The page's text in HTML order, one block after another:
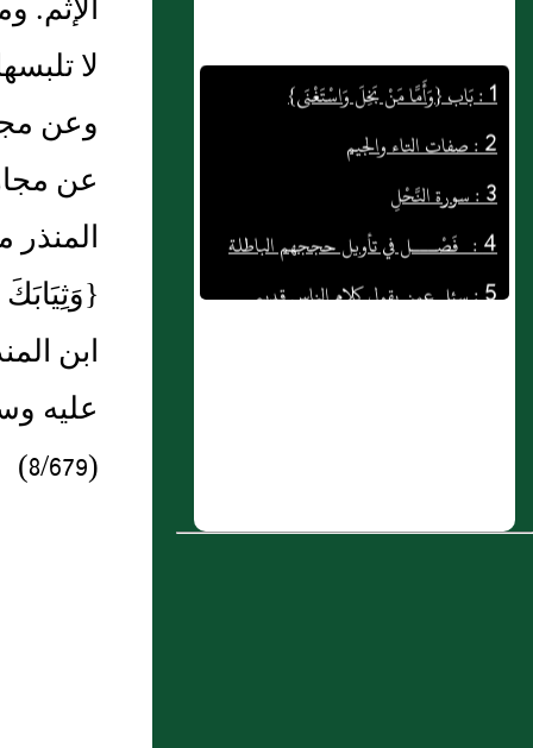
2 : صفات التاء والجيم
3 : سورة النَّحْلِ
4 : فَصْـــل في تأويل حججهم الباطلة
5 : سئل عمن يقول كلام الناس قديم
6 : باب {إِنْ تُبْدُوا شَيْئًا أَوْ تُخْفُوهُ فَإِنَّ اللَّهَ
7 : سورة إِبْرَاهِيمَ
لا
وعن
عن
ابن
عليه
(8/679)